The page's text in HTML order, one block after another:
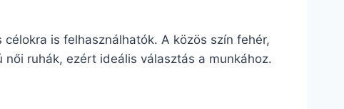
is felhasználhatók. A közös szín fehér,
ruhák, ezért ideális választás a munkához.